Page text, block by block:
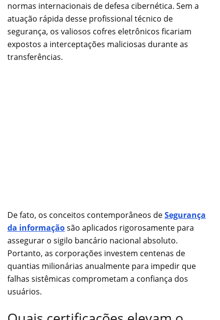
normas internacionais de defesa cibernética. Sem a
atuação rápida desse profissional técnico de
segurança, os valiosos cofres eletrônicos ficariam
expostos a interceptações maliciosas durante as
transferências.
De fato, os conceitos contemporâneos deSegurança
da informaçãosão aplicados rigorosamente para
assegurar o sigilo bancário nacional absoluto.
Portanto, as corporações investem centenas de
quantias milionárias anualmente para impedir que
falhas sistêmicas comprometam a confiança dos
usuários.